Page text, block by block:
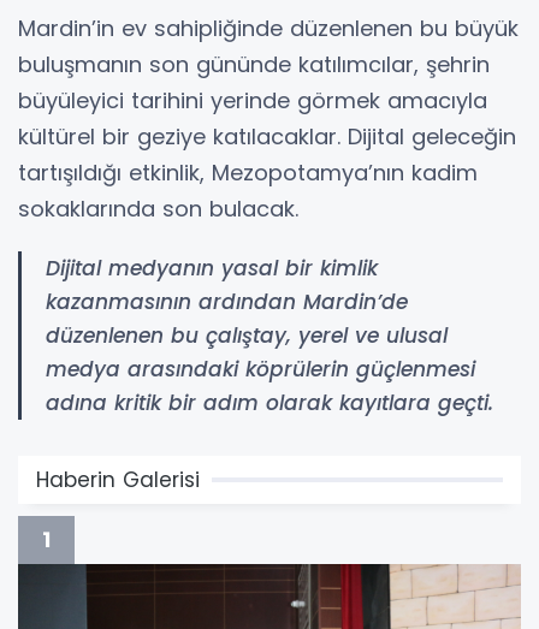
​Mardin’in ev sahipliğinde düzenlenen bu büyük
buluşmanın son gününde katılımcılar, şehrin
büyüleyici tarihini yerinde görmek amacıyla
kültürel bir geziye katılacaklar. Dijital geleceğin
tartışıldığı etkinlik, Mezopotamya’nın kadim
sokaklarında son bulacak.
Dijital medyanın yasal bir kimlik
kazanmasının ardından Mardin’de
düzenlenen bu çalıştay, yerel ve ulusal
medya arasındaki köprülerin güçlenmesi
adına kritik bir adım olarak kayıtlara geçti.
Haberin Galerisi
1